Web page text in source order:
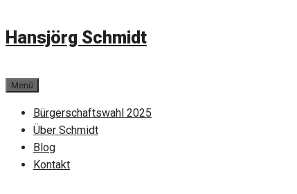
Inhalt
Hansjörg Schmidt
Menü
Bürgerschaftswahl 2025
Über Schmidt
Blog
Kontakt